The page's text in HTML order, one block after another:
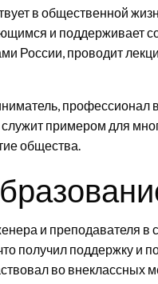
в общественной
и поддерживает
России, проводит
профессионал
примером для
общества.
и преподавателя в
получил поддержку и
во внеклассных